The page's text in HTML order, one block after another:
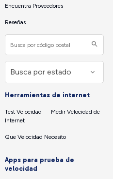
Encuentra Proveedores
Reseñas
Herramientas de internet
Test Velocidad — Medir Velocidad de
Internet
Que Velocidad Necesito
Apps para prueba de
velocidad